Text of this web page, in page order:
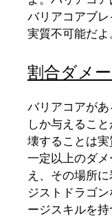
バリアコアブ
実質不可能だよ
割合ダメ
バリアコアが
しか与えるこ
壊することは
一定以上のダ
え、その場所
ジストドラゴ
ージスキルを